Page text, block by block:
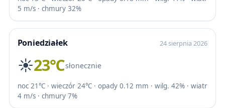
5 m/s · chmury 32%
Poniedziałek 24 sierpnia 2026
☀️23℃słonecznie
noc 21℃ · wieczór 24℃ · opady 0.12 mm · wilg. 42% · wiatr
4 m/s · chmury 7%